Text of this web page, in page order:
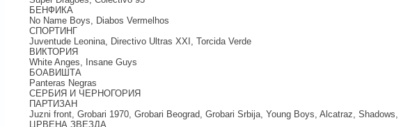
БЕНФИКА
No Name Boys, Diabos Vermelhos
СПОРТИНГ
Juventude Leonina, Directivo Ultras XXI, Torcida Verde
ВИКТОРИЯ
White Anges, Insane Guys
БОАВИШТА
Panteras Negras
СЕРБИЯ И ЧЕРНОГОРИЯ
ПАРТИЗАН
Juzni front, Grobari 1970, Grobari Beograd, Grobari Srbija, Young Boys, Alcatraz, Shadows,
ЦРВЕНА ЗВЕЗДА